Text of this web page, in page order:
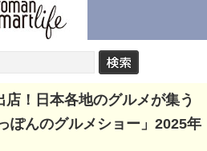
！日本各地のグルメが集う
ぽんのグルメショー」2025年